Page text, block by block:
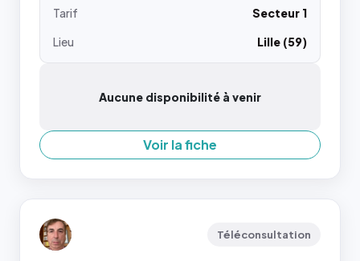
Tarif
Secteur 1
Lieu
Lille (59)
Aucune disponibilité à venir
Voir la fiche
Téléconsultation